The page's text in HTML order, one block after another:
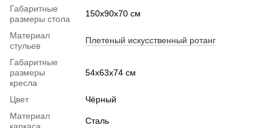
Габаритные
размеры стола
150x90x70 см
Материал
стульев
Плетеный искусственный ротанг
Габаритные
размеры
кресла
54х63х74 см
Цвет
Чёрный
Материал
Сталь